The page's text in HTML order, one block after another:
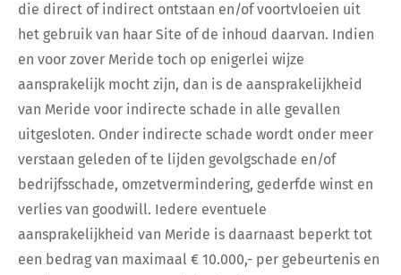
die direct of indirect ontstaan en/of voortvloeien uit
het gebruik van haar Site of de inhoud daarvan. Indien
en voor zover Meride toch op enigerlei wijze
aansprakelijk mocht zijn, dan is de aansprakelijkheid
van Meride voor indirecte schade in alle gevallen
uitgesloten. Onder indirecte schade wordt onder meer
verstaan geleden of te lijden gevolgschade en/of
bedrijfsschade, omzetvermindering, gederfde winst en
verlies van goodwill. Iedere eventuele
aansprakelijkheid van Meride is daarnaast beperkt tot
een bedrag van maximaal € 10.000,- per gebeurtenis en